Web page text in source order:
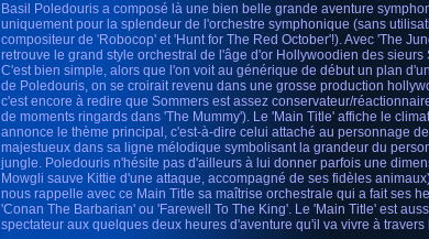
Basil Poledouris a composé là une bien belle grande aventure
uniquement pour la splendeur de l'orchestre symphonique (sans
compositeur de 'Robocop' et 'Hunt for The Red October'!). Avec 'The
retrouve le grand style orchestral de l'âge d'or Hollywoodien des
C'est bien simple, alors que l'on voit au générique de début un plan
de Poledouris, on se croirait revenu dans une grosse production
c'est encore à redire que Sommers est assez conservateur/
de moments ringards dans 'The Mummy'). Le 'Main Title' affiche le
annonce le thème principal, c'est-à-dire celui attaché au personnage
majestueux dans sa ligne mélodique symbolisant la grandeur du
jungle. Poledouris n'hésite pas d'ailleurs à lui donner parfois une
Mowgli sauve Kittie d'une attaque, accompagné de ses fidèles
nous rappelle avec ce Main Title sa maîtrise orchestrale qui a fait ses
'Conan The Barbarian' ou 'Farewell To The King'. Le 'Main Title' est
spectateur aux quelques deux heures d'aventure qu'il va vivre à travers